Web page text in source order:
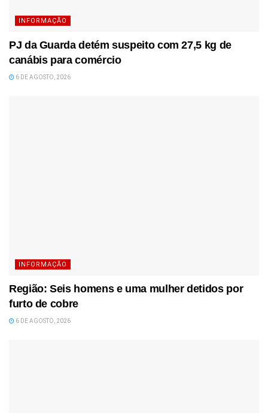
INFORMAÇÃO
PJ da Guarda detém suspeito com 27,5 kg de
canábis para comércio
6 DE AGOSTO, 2026
INFORMAÇÃO
Região: Seis homens e uma mulher detidos por
furto de cobre
6 DE AGOSTO, 2026